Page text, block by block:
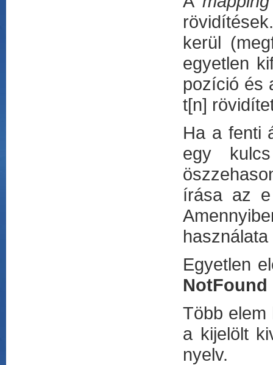
kerül
egyetlen
pozíció és
t[n]
Ha a fenti
egy
írása az
Egyetlen
NotFound
Több elem
a kijelölt
nyelv.